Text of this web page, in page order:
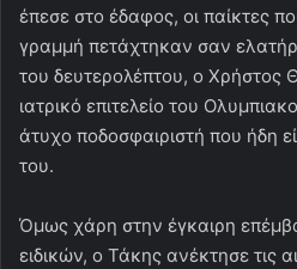
έπεσε στο έδαφος, οι παίκτες
γραμμή πετάχτηκαν σαν
του δευτερολέπτου, ο Χρήστος
ιατρικό επιτελείο του
άτυχο ποδοσφαιριστή που ήδη
του.
Όμως χάρη στην έγκαιρη
ειδικών, ο Τάκης ανέκτησε τις